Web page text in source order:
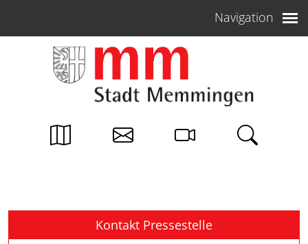
Navigation
Kontakt Pressestelle